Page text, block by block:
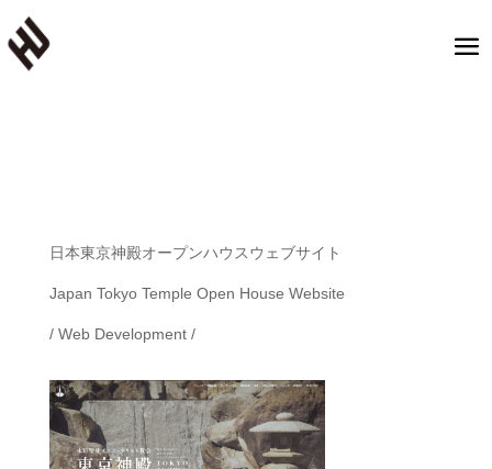
日本東京神殿オープンハウスウェブサイト
Japan Tokyo Temple Open House Website
/ Web Development /